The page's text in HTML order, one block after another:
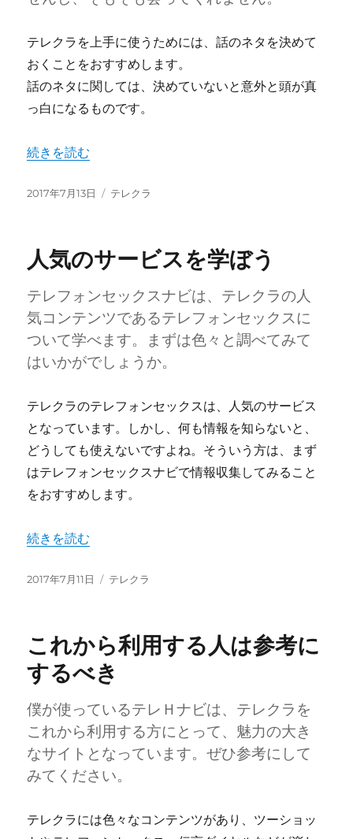
テレクラを上手に使うためには、話のネタを決めて
おくことをおすすめします。
話のネタに関しては、決めていないと意外と頭が真
っ白になるものです。
“ツーショットトークの前に話のネタを決める” の
続きを読む
投
2017年7月13日
カ
ー
テレクラ
人気のサービスを学ぼう
テレフォンセックスナビは、テレクラの人
気コンテンツであるテレフォンセックスに
ついて学べます。まずは色々と調べてみて
はいかがでしょうか。
テレクラのテレフォンセックスは、人気のサービス
となっています。しかし、何も情報を知らないと、
どうしても使えないですよね。そういう方は、まず
はテレフォンセックスナビで情報収集してみること
をおすすめします。
“人気のサービスを学ぼう” の
続きを読む
投
2017年7月11日
カ
ー
テレクラ
これから利用する人は参考に
するべき
僕が使っているテレＨナビは、テレクラを
これから利用する方にとって、魅力の大き
なサイトとなっています。ぜひ参考にして
みてください。
テレクラには色々なコンテンツがあり、ツーショッ